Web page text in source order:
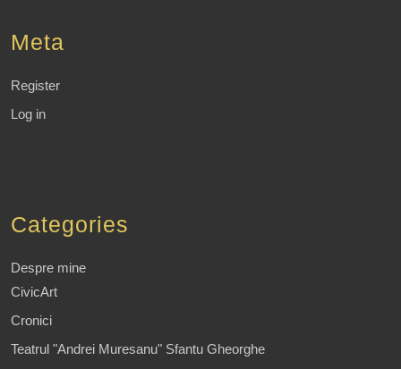
Meta
Register
Log in
Categories
Despre mine
CivicArt
Cronici
Teatrul "Andrei Muresanu" Sfantu Gheorghe